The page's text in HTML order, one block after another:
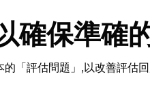
確保準確
「評估問題」,以改善評估